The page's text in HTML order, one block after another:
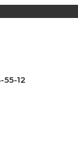
55-12